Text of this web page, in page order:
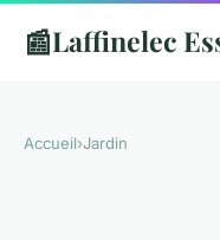
📰Laffinelec
Accueil›Jardin